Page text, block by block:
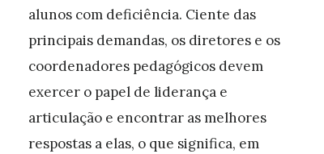
alunos com deficiência. Ciente das
principais demandas, os diretores e os
coordenadores pedagógicos devem
exercer o papel de liderança e
articulação e encontrar as melhores
respostas a elas, o que significa, em